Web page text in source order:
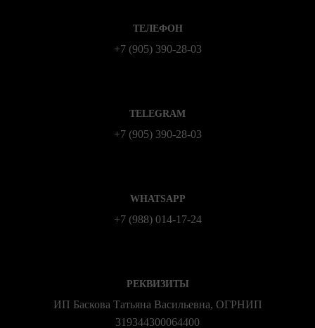
ТЕЛЕФОН
+7 (905) 390-28-03
TELEGRAM
+7 (905) 390-28-03
WHATSAPP
+7 (988) 014‑17‑24
РЕКВИЗИТЫ
ИП Баскова Татьяна Васильевна, ОГРНИП
319344300064400